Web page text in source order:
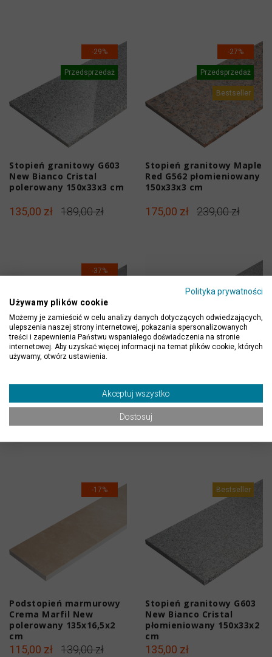
-29%
Przedsprzedaż
Stopień granitowy G603
New Bianco Cristal
polerowany 150x33x3 cm
135,00 zł 189,00 zł
-27%
Przedsprzedaż
Bestseller
Stopień granitowy Maple
Red G562 płomieniowany
150x33x3 cm
175,00 zł 239,00 zł
-37%
Podstopień wapienny
L828 Blue Limestone
płomieniowany
Stopień granitowy G654
Mekong Dark
płomieniowany 150x33x3
cm
-17%
Podstopień marmurowy
Crema Marfil New
polerowany 135x16,5x2
cm
115,00 zł 139,00 zł
Bestseller
Stopień granitowy G603
New Bianco Cristal
płomieniowany 150x33x2
cm
135,00 zł
Polityka prywatności
Używamy plików cookie
Możemy je zamieścić w celu analizy danych dotyczących odwiedzających,
ulepszenia naszej strony internetowej, pokazania spersonalizowanych
treści i zapewnienia Państwu wspaniałego doświadczenia na stronie
internetowej. Aby uzyskać więcej informacji na temat plików cookie, których
używamy, otwórz ustawienia.
Akceptuj wszystko
Dostosuj